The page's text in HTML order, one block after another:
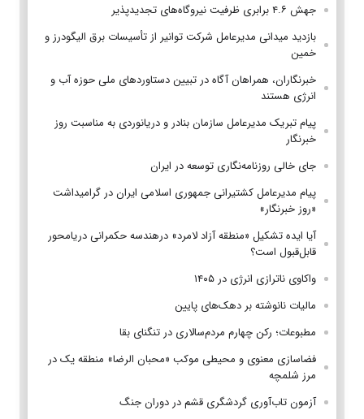
جهش ۴.۶ برابری ظرفیت نیروگاه‌های تجدیدپذیر
بازدید میدانی مدیرعامل شرکت توانیر از تأسیسات برق الیگودرز و
خمین
خبرنگاران، همراهان آگاه در تبیین دستاوردهای ملی حوزه آب و
انرژی هستند
پیام تبریک مدیرعامل سازمان بنادر و دریانوردی به مناسبت روز
خبرنگار
جای خالی روزنامه‌نگاری توسعه در ایران
پیام مدیرعامل کشتیرانی جمهوری اسلامی ایران در گرامیداشت
«روز خبرنگار»
آیا ایده تشکیل «منطقه آزاد لامرد» درهندسه حکمرانی دریامحور
قابل‌قبول است؟
واکاوی ناترازی انرژی در ۱۴۰۵
مالیات نانوشته بر دهک‌های پایین
مطبوعات؛ رکن چهارم مردم‌سالاری در تنگنای بقا
فضاسازی معنوی و محیطی موکب «محبان الرضا» منطقه یک در
مرز شلمچه
آزمون تاب‌آوری گردشگری قشم در دوران جنگ